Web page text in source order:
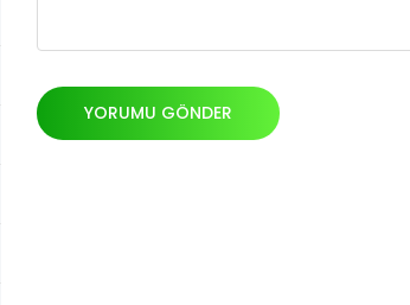
YORUMU GÖNDER